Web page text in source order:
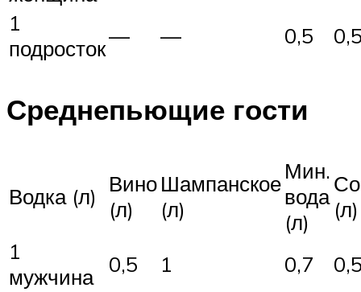
1
подросток— — 0,5
Среднепьющие гости
Водка (л)
Вино
(л)
Шампанское
(л)
Мин.
вода
(л)
(л)
1
мужчина
0,5 1 0,7